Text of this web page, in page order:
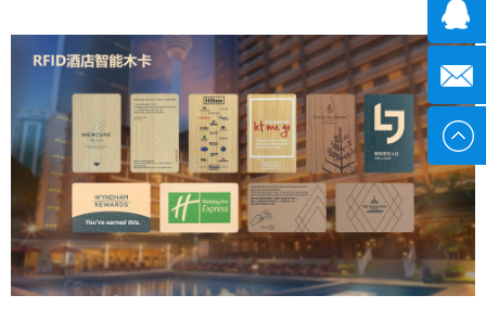
7*24小
时